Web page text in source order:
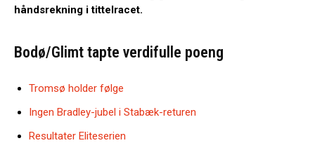
håndsrekning i tittelracet.
Bodø/Glimt tapte verdifulle poeng
Tromsø holder følge
Ingen Bradley-jubel i Stabæk-returen
Resultater Eliteserien